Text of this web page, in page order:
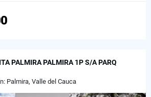
PALMIRA PALMIRA 1P S/A PARQ
Palmira, Valle del Cauca